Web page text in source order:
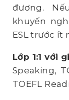
đương.
khuyến
ESL trước ít
Lớp 1:1 với
Speaking,
TOEFL